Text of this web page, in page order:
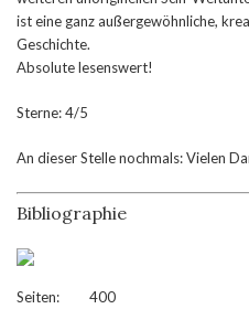
ist eine ganz außergewöhnliche,
Geschichte.
Absolute lesenswert!
Sterne: 4/5
An dieser Stelle nochmals: Vielen
Bibliographie
Seiten: 400